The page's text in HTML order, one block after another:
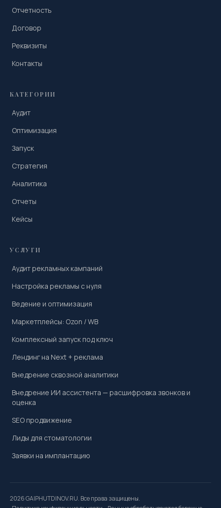
Отчетность
Договор
Реквизиты
Контакты
КАТЕГОРИИ
Аудит
Оптимизация
Запуск
Стратегия
Аналитика
Отчеты
Кейсы
УСЛУГИ
Аудит рекламных кампаний
Настройка рекламы с нуля
Ведение и оптимизация
Маркетплейсы: Ozon / WB
Комплексный запуск под ключ
Лендинг на Next + реклама
Внедрение сквозной аналитики
Внедрение ИИ ассистента — расшифровка звонков и
оценка
SEO продвижение
Лиды для стоматологии
Заявки на имплантацию
2026 GAIPHUTDINOV.RU. Все права защищены.